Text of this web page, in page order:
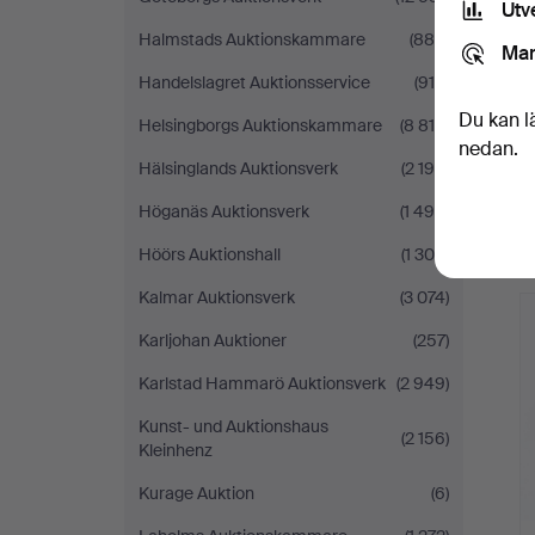
Halmstads Auktionskammare
(886)
Handelslagret Auktionsservice
(915)
Helsingborgs Auktionskammare
(8 819)
Hälsinglands Auktionsverk
(2 190)
Höganäs Auktionsverk
(1 496)
Höörs Auktionshall
(1 300)
Kalmar Auktionsverk
(3 074)
Karljohan Auktioner
(257)
Karlstad Hammarö Auktionsverk (2 949)
Kunst- und Auktionshaus
Kleinhenz
(2 156)
Kurage Auktion
(6)
Du kan
nedan.